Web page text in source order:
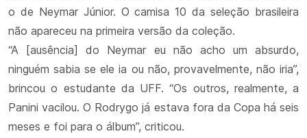
o de Neymar Júnior. O camisa 10 da seleção brasileira
não apareceu na primeira versão da coleção.
“A [ausência] do Neymar eu não acho um absurdo,
ninguém sabia se ele ia ou não, provavelmente, não iria”,
brincou o estudante da UFF. “Os outros, realmente, a
Panini vacilou. O Rodrygo já estava fora da Copa há seis
meses e foi para o álbum”, criticou.